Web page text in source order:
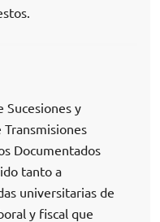
Sucesiones y
Transmisiones
Documentados
tanto a
universitarias de
y fiscal que